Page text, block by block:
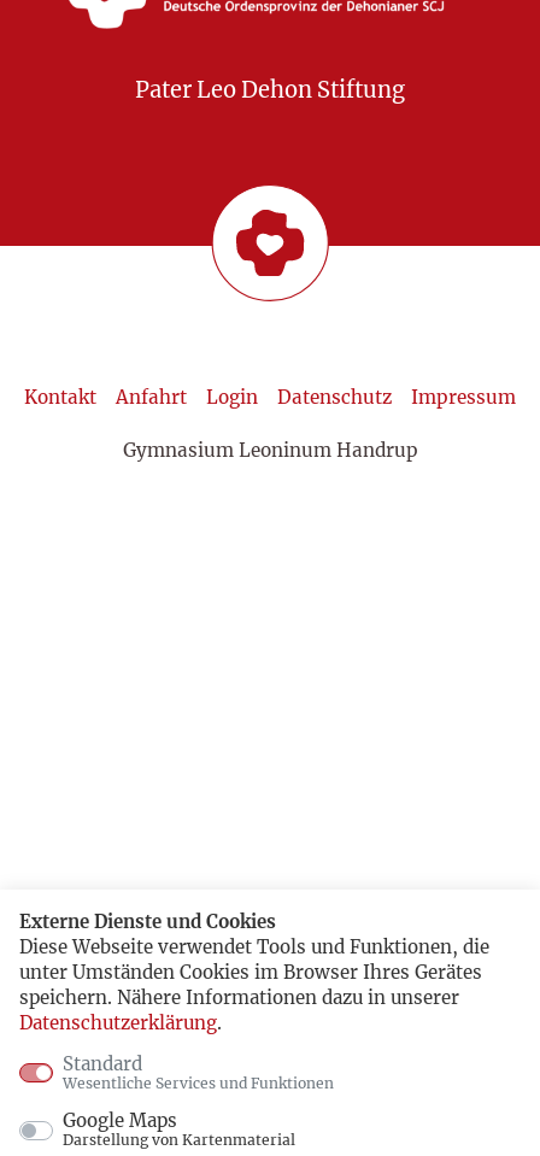
Pater Leo Dehon Stiftung
Kontakt Anfahrt Login Datenschutz Impressum
Gymnasium Leoninum Handrup
Externe Dienste und Cookies
Diese Webseite verwendet Tools und Funktionen, die
unter Umständen Cookies im Browser Ihres Gerätes
speichern. Nähere Informationen dazu in unserer
Datenschutzerklärung.
Standard
Wesentliche Services und Funktionen
Google Maps
Darstellung von Kartenmaterial